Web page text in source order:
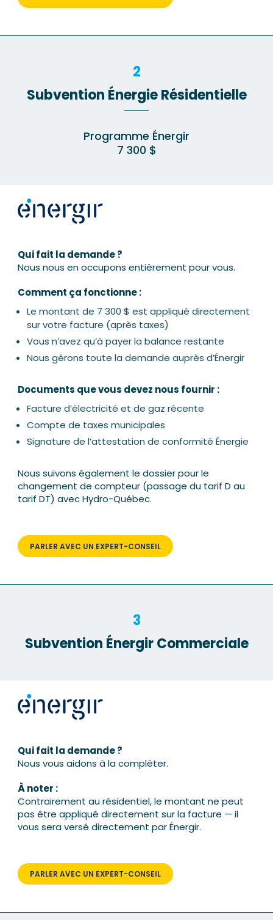
2
Subvention Énergie Résidentielle
Programme Énergir
7 300 $
Qui fait la demande ?
Nous nous en occupons entièrement pour vous.
Comment ça fonctionne :
Le montant de 7 300 $ est appliqué directement
sur votre facture (après taxes)
Vous n’avez qu’à payer la balance restante
Nous gérons toute la demande auprès d’Énergir
Documents que vous devez nous fournir :
Facture d’électricité et de gaz récente
Compte de taxes municipales
Signature de l’attestation de conformité Énergie
Nous suivons également le dossier pour le
changement de compteur (passage du tarif D au
tarif DT) avec Hydro-Québec.
PARLER AVEC UN EXPERT-CONSEIL
3
Subvention Énergir Commerciale
Qui fait la demande ?
Nous vous aidons à la compléter.
À noter :
Contrairement au résidentiel, le montant ne peut
pas être appliqué directement sur la facture — il
vous sera versé directement par Énergir.
PARLER AVEC UN EXPERT-CONSEIL